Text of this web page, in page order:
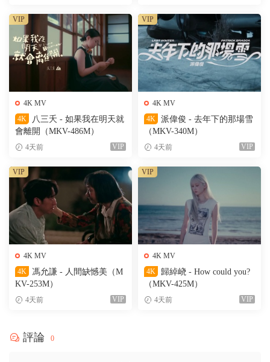
4K MV
4K
八三夭 - 如果我在明天就
會離開（MKV-486M）
4天前 VIP
VIP
4K MV
4K
派偉俊 - 去年下的那場雪
（MKV-340M）
4天前 VIP
VIP
4K MV
4K
馮允謙 - 人間缺憾美（M
KV-253M）
4天前 VIP
VIP
4K MV
4K
歸綽峣 - How could you?
（MKV-425M）
4天前 VIP
VIP
評論 0